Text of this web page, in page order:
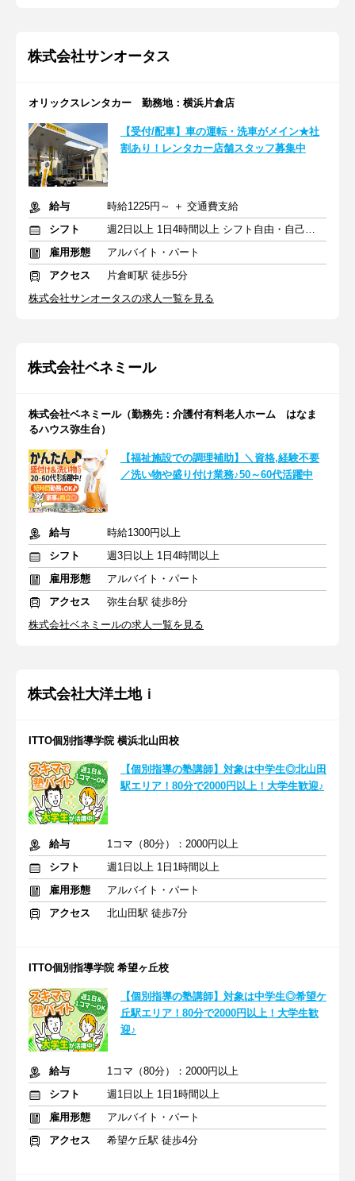
株式会社サンオータス
オリックスレンタカー 勤務地：横浜片倉店
【受付/配車】車の運転・洗車がメイン★社
割あり！レンタカー店舗スタッフ募集中
給与
時給1225円～ ＋ 交通費支給
シフト
週2日以上 1日4時間以上 シフト自由・自己申告
雇用形態
アルバイト・パート
アクセス
片倉町駅 徒歩5分
株式会社サンオータスの求人一覧を見る
株式会社ベネミール
株式会社ベネミール（勤務先：介護付有料老人ホーム はなま
るハウス弥生台）
【福祉施設での調理補助】＼資格,経験不要
／洗い物や盛り付け業務♪50～60代活躍中
給与
時給1300円以上
シフト
週3日以上 1日4時間以上
雇用形態
アルバイト・パート
アクセス
弥生台駅 徒歩8分
株式会社ベネミールの求人一覧を見る
株式会社大洋土地ｉ
ITTO個別指導学院 横浜北山田校
【個別指導の塾講師】対象は中学生◎北山田
駅エリア！80分で2000円以上！大学生歓迎♪
給与
1コマ（80分）：2000円以上
シフト
週1日以上 1日1時間以上
雇用形態
アルバイト・パート
アクセス
北山田駅 徒歩7分
ITTO個別指導学院 希望ヶ丘校
【個別指導の塾講師】対象は中学生◎希望ケ
丘駅エリア！80分で2000円以上！大学生歓
迎♪
給与
1コマ（80分）：2000円以上
シフト
週1日以上 1日1時間以上
雇用形態
アルバイト・パート
アクセス
希望ケ丘駅 徒歩4分